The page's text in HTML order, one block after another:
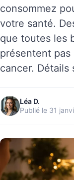
consommez
votre santé.
que toutes les
présentent pas
cancer.
Léa D.
Publié le 31